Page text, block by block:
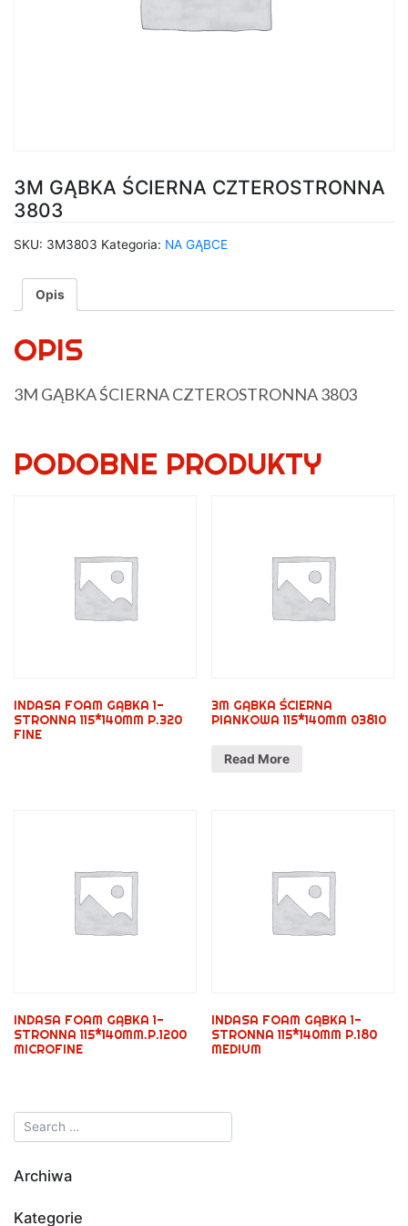
3M GĄBKA ŚCIERNA CZTEROSTRONNA
3803
SKU: 3M3803 Kategoria: NA GĄBCE
Opis
OPIS
3M GĄBKA ŚCIERNA CZTEROSTRONNA 3803
PODOBNE PRODUKTY
INDASA FOAM GĄBKA 1-
STRONNA 115*140MM P.320
FINE
3M GĄBKA ŚCIERNA
PIANKOWA 115*140MM 03810
Read More
INDASA FOAM GĄBKA 1-
STRONNA 115*140MM.P.1200
MICROFINE
INDASA FOAM GĄBKA 1-
STRONNA 115*140MM P.180
MEDIUM
Archiwa
Kategorie